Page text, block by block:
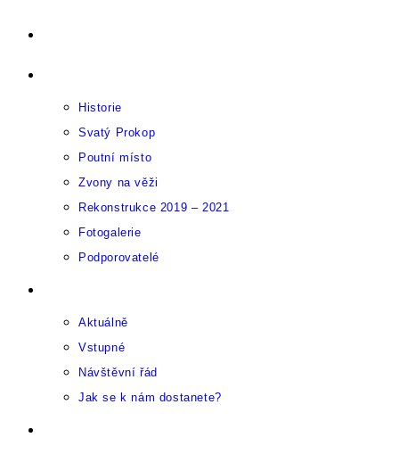
obsahu
Historie
Svatý Prokop
Poutní místo
Zvony na věži
Rekonstrukce 2019 – 2021
Fotogalerie
Podporovatelé
Aktuálně
Vstupné
Návštěvní řád
Jak se k nám dostanete?